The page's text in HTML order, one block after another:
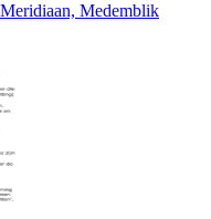
Medemblik